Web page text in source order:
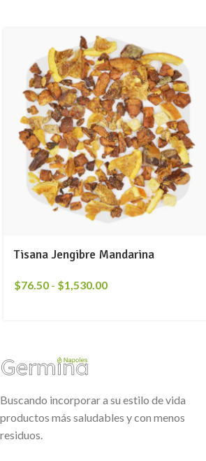
Tisana Jengibre Mandarina
$76.50 - $1,530.00
Buscando incorporar a su estilo de vida
productos más saludables y con menos
residuos.